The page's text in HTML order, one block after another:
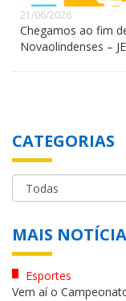
21/06/2026
Chegamos ao fim
Novaolindenses –
CATEGORIAS
MAIS
Esportes
Vem aí o